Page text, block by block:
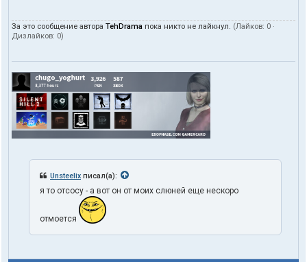
За это сообщение автора TehDrama пока никто не лайкнул. (Лайков: 0 ·
Дизлайков: 0)
Unsteelix писал(а):
я то отсосу - а вот он от моих слюней еще нескоро
отмоется